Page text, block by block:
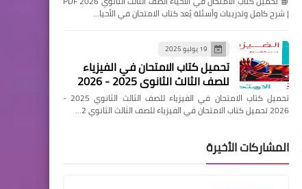
| شرح كامل وتدريبات وأسئلة يُعد كتاب الامتحان في الأحيا…
19 يوليو 2025
تحميل كتاب الامتحان في الفيزياء
للصف الثالث الثانوي 2025 - 2026
تحميل كتاب الامتحان في الفيزياء للصف الثالث الثانوي 2025 -
2026 تحميل كتاب الامتحان في الفيزياء للصف الثالث الثانوي 2…
المشاركات الأخيرة